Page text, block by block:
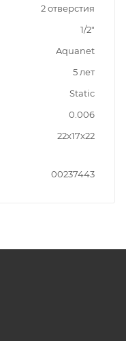
2 отверстия
1/2"
Aquanet
5 лет
Static
0.006
22x17x22
00237443